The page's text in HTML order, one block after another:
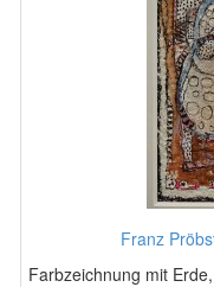
Franz
Farbzeichnung mit